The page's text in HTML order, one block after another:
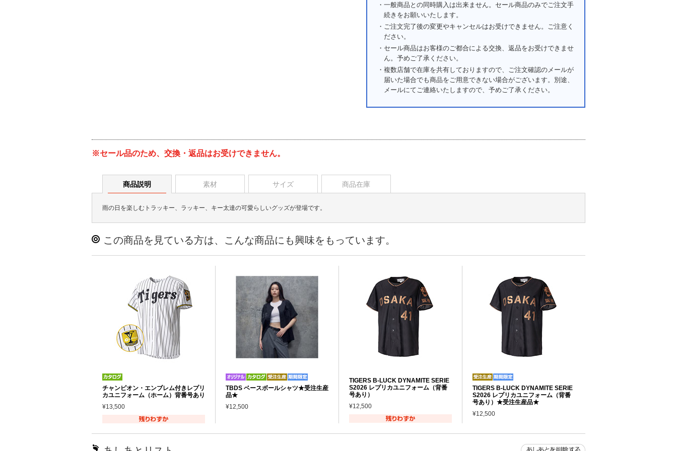
・一般商品との同時購入は出来ません。セール商品のみでご注文手
続きをお願いいたします。
・ご注文完了後の変更やキャンセルはお受けできません。ご注意く
ださい。
・セール商品はお客様のご都合による交換、返品をお受けできませ
ん。予めご了承ください。
・複数店舗で在庫を共有しておりますので、ご注文確認のメールが
届いた場合でも商品をご用意できない場合がございます。別途、
メールにてご連絡いたしますので、予めご了承ください。
※セール品のため、交換・返品はお受けできません。
商品説明 素材 サイズ 商品在庫
雨の日を楽しむトラッキー、ラッキー、キー太達の可愛らしいグッズが登場です。
この商品を見ている方は、こんな商品にも興味をもっています。
チャンピオン・エンブレム付きレプリ
カユニフォーム（ホーム）背番号あり
¥13,500
TBDS ベースボールシャツ★受注生産
品★
¥12,500
TIGERS B-LUCK DYNAMITE SERIE
S2026 レプリカユニフォーム（背番
号あり）
¥12,500
TIGERS B-LUCK DYNAMITE SERIE
S2026 レプリカユニフォーム（背番
号あり）★受注生産品★
¥12,500